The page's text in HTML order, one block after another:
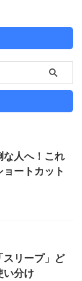
な人へ！これ
ートカット
スリープ」ど
い分け